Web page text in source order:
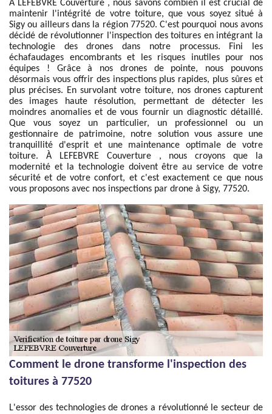
À LEFEBVRE Couverture , nous savons combien il est crucial de
maintenir l'intégrité de votre toiture, que vous soyez situé à
Sigy ou ailleurs dans la région 77520. C'est pourquoi nous avons
décidé de révolutionner l'inspection des toitures en intégrant la
technologie des drones dans notre processus. Fini les
échafaudages encombrants et les risques inutiles pour nos
équipes ! Grâce à nos drones de pointe, nous pouvons
désormais vous offrir des inspections plus rapides, plus sûres et
plus précises. En survolant votre toiture, nos drones capturent
des images haute résolution, permettant de détecter les
moindres anomalies et de vous fournir un diagnostic détaillé.
Que vous soyez un particulier, un professionnel ou un
gestionnaire de patrimoine, notre solution vous assure une
tranquillité d'esprit et une maintenance optimale de votre
toiture. À LEFEBVRE Couverture , nous croyons que la
modernité et la technologie doivent être au service de votre
sécurité et de votre confort, et c'est exactement ce que nous
vous proposons avec nos inspections par drone à Sigy, 77520.
Comment le drone transforme l'inspection des
toitures à 77520
L'essor des technologies de drones a révolutionné le secteur de